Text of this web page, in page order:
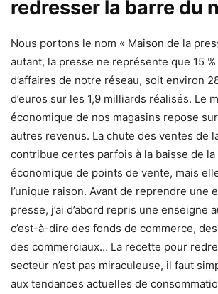
redresser la barre du
Nous portons le nom « Maison de la
autant, la presse ne représente que 15
d’affaires de notre réseau, soit environ
d’euros sur les 1,9 milliards réalisés. Le
économique de nos magasins repose
autres revenus. La chute des ventes de
contribue certes parfois à la baisse de la
économique de points de vente, mais
l’unique raison. Avant de reprendre une
presse, j’ai d’abord repris une enseigne
c’est-à-dire des fonds de commerce,
des commerciaux… La recette pour
secteur n’est pas miraculeuse, il faut
aux tendances actuelles de